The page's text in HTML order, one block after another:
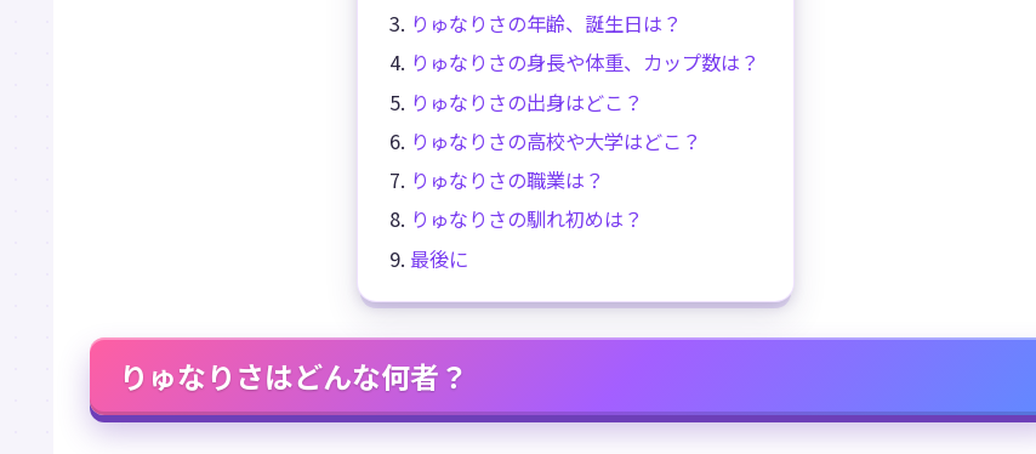
りゅなりさの年齢、誕生日は？
りゅなりさの身長や体重、カップ数は？
りゅなりさの出身はどこ？
りゅなりさの高校や大学はどこ？
りゅなりさの職業は？
りゅなりさの馴れ初めは？
最後に
りゅなりさはどんな何者？